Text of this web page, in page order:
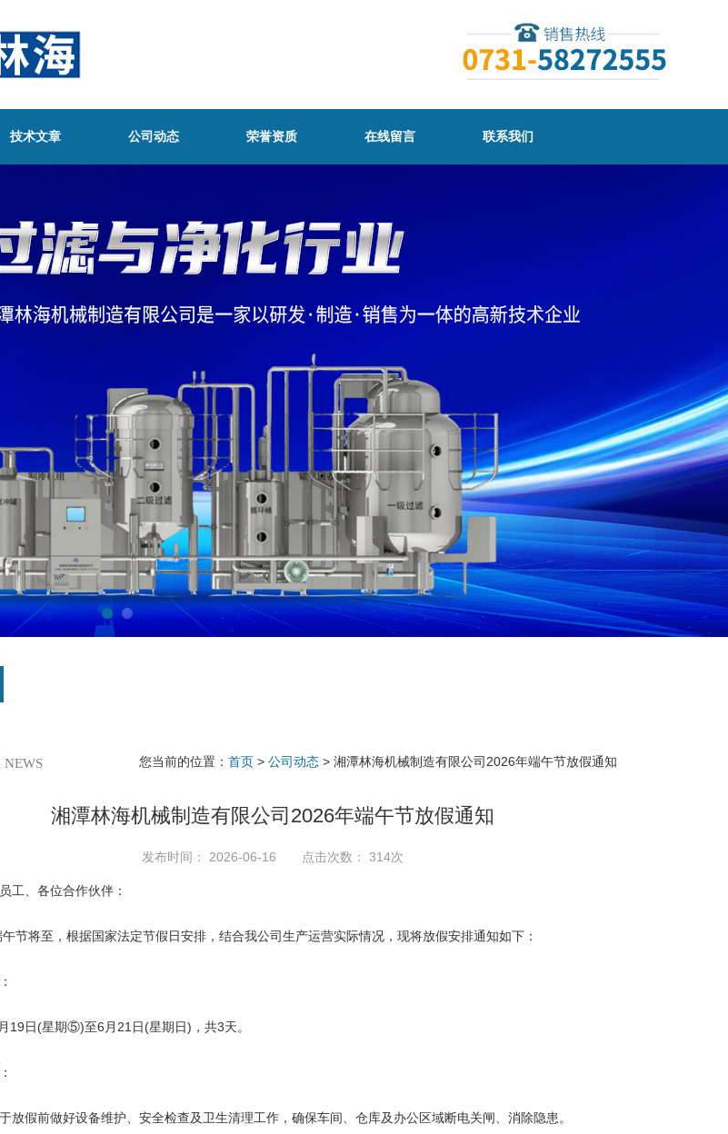
技术文章 公司动态 荣誉资质 在线留言 联系我们
NEWS 您当前的位置： 首页 > 公司动态 > 湘潭林海机械制造有限公司2026年端午节放假通知
湘潭林海机械制造有限公司2026年端午节放假通知
发布时间： 2026-06-16 点击次数： 314次
、各位合作伙伴：
将至，根据国家法定节假日安排，结合我公司生产运营实际情况，现将放假安排通知如下：
日(星期⑤)至6月21日(星期日)，共3天。
假前做好设备维护、安全检查及卫生清理工作，确保车间、仓库及办公区域断电关闸、消除隐患。